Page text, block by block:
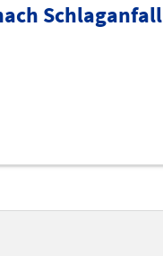
Schlaganfall